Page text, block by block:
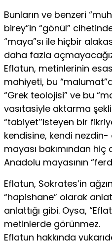
Bunların ve benzeri
birey”in “gönül”
“maya”sı ile hiçbir
daha fazla
Eflatun, metinlerinin
mahiyeti, bu
“Grek teolojisi” ve bu
vasıtasiyle aktarma
“tabiyet’’isteyen bir
kendisine, kendi
mayası bakımından
Anadolu mayasının
Eflatun, Sokrates’in
“hapishane” olarak
anlattığı gibi. Oysa,
metinlerde görünmez.
Eflatun hakkında